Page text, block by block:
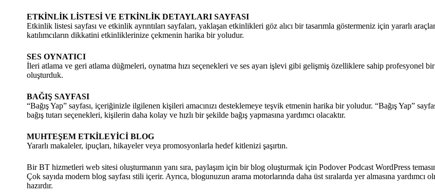
ETKİNLİK LİSTESİ VE ETKİNLİK DETAYLARI SAYFASI
Etkinlik listesi sayfası ve etkinlik ayrıntıları sayfaları, yaklaşan etkinlikleri göz alıcı bir tasarımla göstermeniz için yararlı
katılımcıların dikkatini etkinliklerinize çekmenin harika bir yoludur.
SES OYNATICI
İleri atlama ve geri atlama düğmeleri, oynatma hızı seçenekleri ve ses ayarı işlevi gibi gelişmiş özelliklere sahip profesyonel
oluşturduk.
BAĞIŞ SAYFASI
“Bağış Yap” sayfası, içeriğinizle ilgilenen kişileri amacınızı desteklemeye teşvik etmenin harika bir yoludur. “Bağış Yap”
bağış tutarı seçenekleri, kişilerin daha kolay ve hızlı bir şekilde bağış yapmasına yardımcı olacaktır.
MUHTEŞEM ETKİLEYİCİ BLOG
Yararlı makaleler, ipuçları, hikayeler veya promosyonlarla hedef kitlenizi şaşırtın.
Bir BT hizmetleri web sitesi oluşturmanın yanı sıra, paylaşım için bir blog oluşturmak için Podover Podcast WordPress
Çok sayıda modern blog sayfası stili içerir. Ayrıca, blogunuzun arama motorlarında daha üst sıralarda yer almasına yardımcı
hazırdır.